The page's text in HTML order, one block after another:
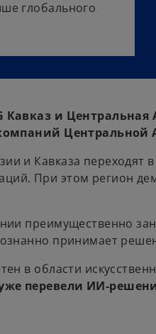
глобального
Кавказ и Центральная
и Кавказа переходят
При этом регион
преимущественно
принимает
в области
перевели ИИ-